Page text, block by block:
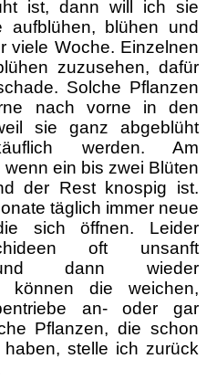
ist, dann will ich sie
blühen und
viele Woche. Einzelnen
zuzusehen, dafür
Solche Pflanzen
nach vorne in den
sie ganz abgeblüht
werden. Am
ein bis zwei Blüten
der Rest knospig ist.
täglich immer neue
sich öffnen. Leider
oft unsanft
und dann wieder
können die weichen,
an- oder gar
Pflanzen, die schon
stelle ich zurück